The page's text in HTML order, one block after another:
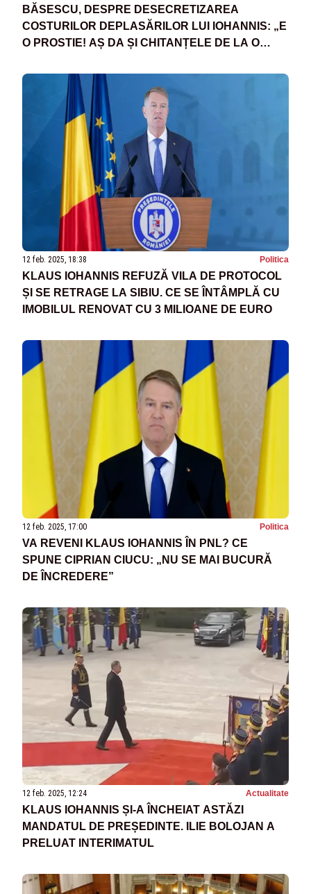
BĂSESCU, DESPRE DESECRETIZAREA
COSTURILOR DEPLASĂRILOR LUI IOHANNIS: „E
O PROSTIE! AȘ DA ȘI CHITANȚELE DE LA O
12 feb. 2025, 18:38 Politica
KLAUS IOHANNIS REFUZĂ VILA DE PROTOCOL
ȘI SE RETRAGE LA SIBIU. CE SE ÎNTÂMPLĂ CU
IMOBILUL RENOVAT CU 3 MILIOANE DE EURO
12 feb. 2025, 17:00 Politica
VA REVENI KLAUS IOHANNIS ÎN PNL? CE
SPUNE CIPRIAN CIUCU: „NU SE MAI BUCURĂ
DE ÎNCREDERE”
12 feb. 2025, 12:24 Actualitate
KLAUS IOHANNIS ȘI-A ÎNCHEIAT ASTĂZI
MANDATUL DE PREȘEDINTE. ILIE BOLOJAN A
PRELUAT INTERIMATUL